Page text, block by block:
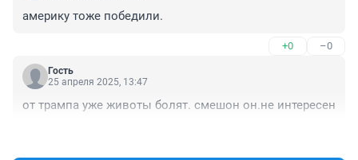
америку тоже победили.
+0 –0
Гость
25 апреля 2025, 13:47
от трампа уже животы болят. смешон он.не интересен